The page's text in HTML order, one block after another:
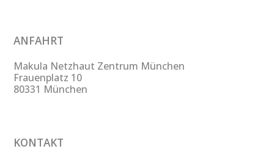
ANFAHRT
Makula Netzhaut Zentrum München
Frauenplatz 10
80331 München
KONTAKT